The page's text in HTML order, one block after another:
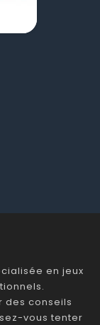
en jeux
des conseils
vous tenter